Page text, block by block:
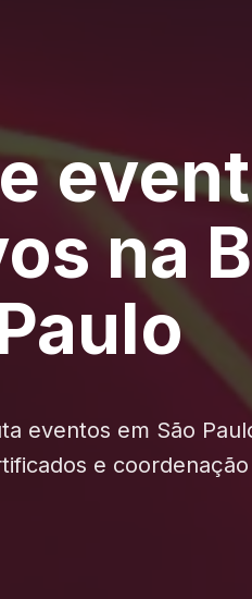
na
eventos em São
e